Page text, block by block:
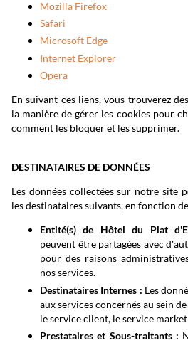
Mozilla Firefox
Safari
Microsoft Edge
Internet Explorer
Opera
En suivant ces liens, vous trouverez
la manière de gérer les cookies pour
comment les bloquer et les supprimer.
DESTINATAIRES DE DONNÉES
Les données collectées sur notre site
les destinataires suivants, en fonction
Entité(s) de Hôtel du Plat
peuvent être partagées avec
pour des raisons
nos services.
Destinataires Internes : Les
aux services concernés au sein
le service client, le service
Prestataires et Sous-traitants :